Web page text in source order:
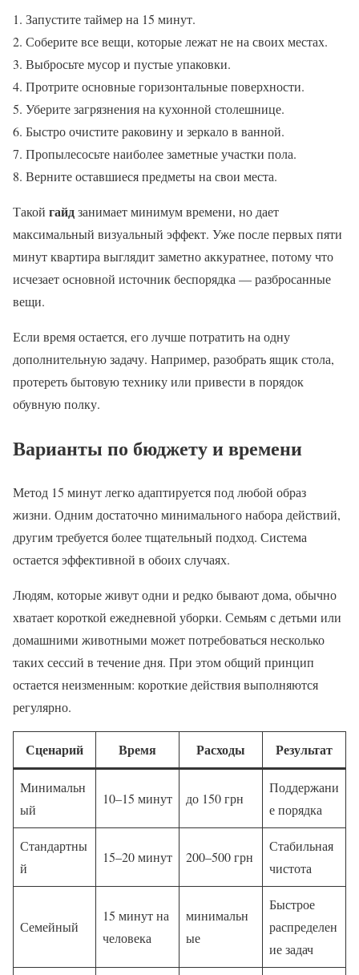
Запустите таймер на 15 минут.
Соберите все вещи, которые лежат не на своих местах.
Выбросьте мусор и пустые упаковки.
Протрите основные горизонтальные поверхности.
Уберите загрязнения на кухонной столешнице.
Быстро очистите раковину и зеркало в ванной.
Пропылесосьте наиболее заметные участки пола.
Верните оставшиеся предметы на свои места.
Такой гайдзанимает минимум времени, но дает
максимальный визуальный эффект. Уже после первых пяти
минут квартира выглядит заметно аккуратнее, потому что
исчезает основной источник беспорядка — разбросанные
вещи.
Если время остается, его лучше потратить на одну
дополнительную задачу. Например, разобрать ящик стола,
протереть бытовую технику или привести в порядок
обувную полку.
Варианты по бюджету и времени
Метод 15 минут легко адаптируется под любой образ
жизни. Одним достаточно минимального набора действий,
другим требуется более тщательный подход. Система
остается эффективной в обоих случаях.
Людям, которые живут одни и редко бывают дома, обычно
хватает короткой ежедневной уборки. Семьям с детьми или
домашними животными может потребоваться несколько
таких сессий в течение дня. При этом общий принцип
остается неизменным: короткие действия выполняются
регулярно.
Сценарий Время Расходы Результат
Минимальн
ый
10–15 минут до 150 грн
Поддержани
е порядка
Стандартны
й
15–20 минут 200–500 грн
Стабильная
чистота
Семейный
15 минут на
человека
минимальн
ые
Быстрое
распределен
ие задач